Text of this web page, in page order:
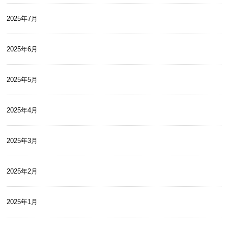
2025年7月
2025年6月
2025年5月
2025年4月
2025年3月
2025年2月
2025年1月